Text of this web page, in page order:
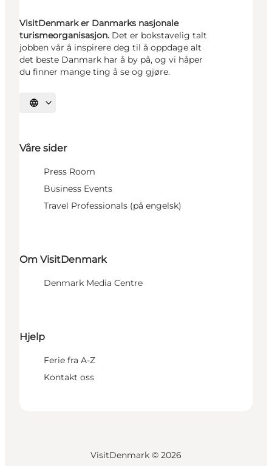
VisitDenmark er Danmarks nasjonale
turismeorganisasjon. Det er bokstavelig talt
jobben vår å inspirere deg til å oppdage alt
det beste Danmark har å by på, og vi håper
du finner mange ting å se og gjøre.
Velg språk
Våre sider
Press Room
Business Events
Travel Professionals (på engelsk)
Om VisitDenmark
Denmark Media Centre
Hjelp
Ferie fra A-Z
Kontakt oss
VisitDenmark © 2026